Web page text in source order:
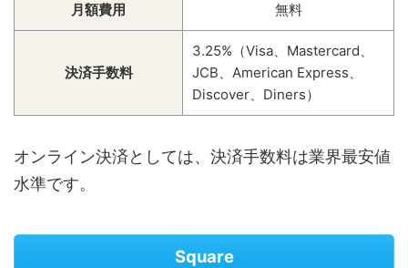
月額費用 無料
決済手数料
3.25%（Visa、Mastercard、
JCB、American Express、
Discover、Diners）
オンライン決済としては、決済手数料は業界最安値
水準です。
Square